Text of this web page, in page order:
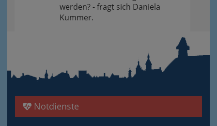
werden? - fragt sich Daniela
Kummer.
Notdienste